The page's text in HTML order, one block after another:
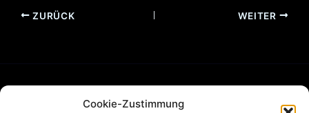
Cookie-Zustimmung
ZURÜCK WEITER